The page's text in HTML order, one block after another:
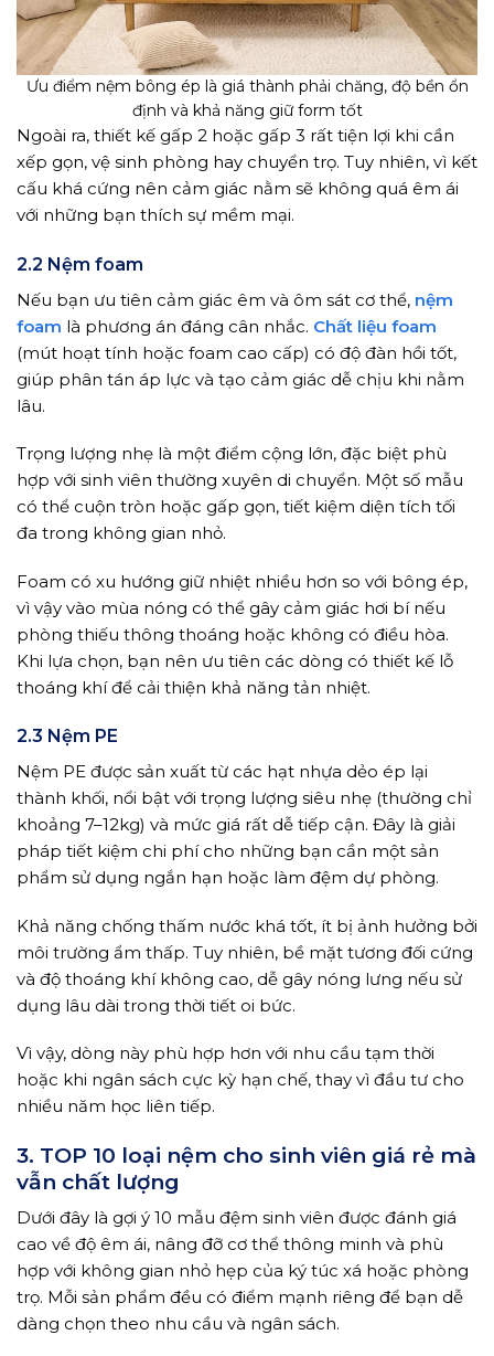
Ưu điểm nệm bông ép là giá thành phải chăng, độ bền ổn
định và khả năng giữ form tốt
Ngoài ra, thiết kế gấp 2 hoặc gấp 3 rất tiện lợi khi cần
xếp gọn, vệ sinh phòng hay chuyển trọ. Tuy nhiên, vì kết
cấu khá cứng nên cảm giác nằm sẽ không quá êm ái
với những bạn thích sự mềm mại.
2.2 Nệm foam
Nếu bạn ưu tiên cảm giác êm và ôm sát cơ thể, nệm
foam là phương án đáng cân nhắc. Chất liệu foam
(mút hoạt tính hoặc foam cao cấp) có độ đàn hồi tốt,
giúp phân tán áp lực và tạo cảm giác dễ chịu khi nằm
lâu.
Trọng lượng nhẹ là một điểm cộng lớn, đặc biệt phù
hợp với sinh viên thường xuyên di chuyển. Một số mẫu
có thể cuộn tròn hoặc gấp gọn, tiết kiệm diện tích tối
đa trong không gian nhỏ.
Foam có xu hướng giữ nhiệt nhiều hơn so với bông ép,
vì vậy vào mùa nóng có thể gây cảm giác hơi bí nếu
phòng thiếu thông thoáng hoặc không có điều hòa.
Khi lựa chọn, bạn nên ưu tiên các dòng có thiết kế lỗ
thoáng khí để cải thiện khả năng tản nhiệt.
2.3 Nệm PE
Nệm PE được sản xuất từ các hạt nhựa dẻo ép lại
thành khối, nổi bật với trọng lượng siêu nhẹ (thường chỉ
khoảng 7–12kg) và mức giá rất dễ tiếp cận. Đây là giải
pháp tiết kiệm chi phí cho những bạn cần một sản
phẩm sử dụng ngắn hạn hoặc làm đệm dự phòng.
Khả năng chống thấm nước khá tốt, ít bị ảnh hưởng bởi
môi trường ẩm thấp. Tuy nhiên, bề mặt tương đối cứng
và độ thoáng khí không cao, dễ gây nóng lưng nếu sử
dụng lâu dài trong thời tiết oi bức.
Vì vậy, dòng này phù hợp hơn với nhu cầu tạm thời
hoặc khi ngân sách cực kỳ hạn chế, thay vì đầu tư cho
nhiều năm học liên tiếp.
3. TOP 10 loại nệm cho sinh viên giá rẻ mà
vẫn chất lượng
Dưới đây là gợi ý 10 mẫu đệm sinh viên được đánh giá
cao về độ êm ái, nâng đỡ cơ thể thông minh và phù
hợp với không gian nhỏ hẹp của ký túc xá hoặc phòng
trọ. Mỗi sản phẩm đều có điểm mạnh riêng để bạn dễ
dàng chọn theo nhu cầu và ngân sách.